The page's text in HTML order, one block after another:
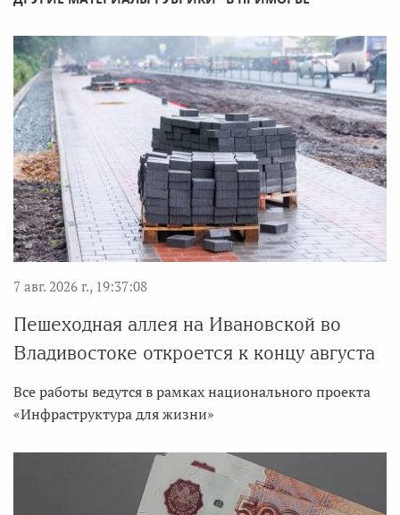
7 авг. 2026 г., 19:37:08
Пешеходная аллея на Ивановской во
Владивостоке откроется к концу августа
Все работы ведутся в рамках национального проекта
«Инфраструктура для жизни»